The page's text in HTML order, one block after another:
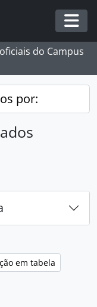
do Campus
por:
em tabela